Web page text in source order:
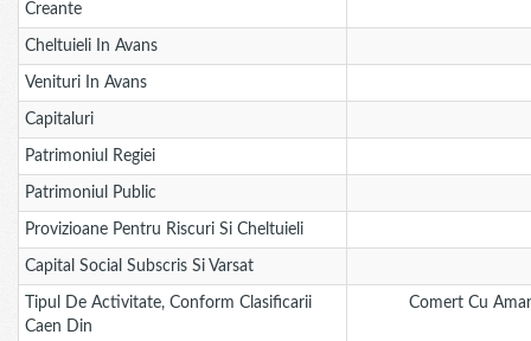
Creante
Cheltuieli In Avans
Venituri In Avans
Capitaluri
Patrimoniul Regiei
Patrimoniul Public
Provizioane Pentru Riscuri Si Cheltuieli
Capital Social Subscris Si Varsat
Tipul De Activitate, Conform Clasificarii
Caen Din
Comert Cu